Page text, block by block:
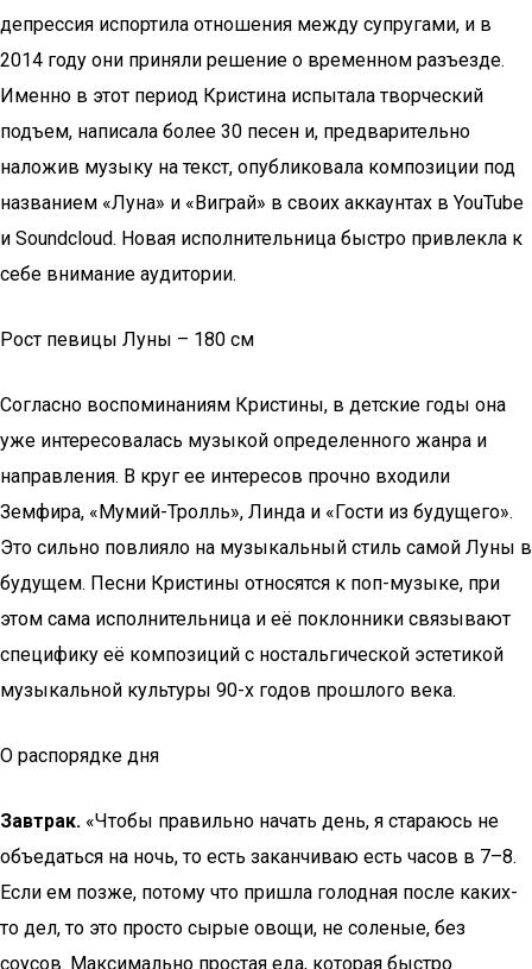
депрессия испортила отношения между супругами, и в
2014 году они приняли решение о временном разъезде.
Именно в этот период Кристина испытала творческий
подъем, написала более 30 песен и, предварительно
наложив музыку на текст, опубликовала композиции под
названием «Луна» и «Виграй» в своих аккаунтах в YouTube
и Soundcloud. Новая исполнительница быстро привлекла к
себе внимание аудитории.
Рост певицы Луны – 180 см
Согласно воспоминаниям Кристины, в детские годы она
уже интересовалась музыкой определенного жанра и
направления. В круг ее интересов прочно входили
Земфира, «Мумий-Тролль», Линда и «Гости из будущего».
Это сильно повлияло на музыкальный стиль самой Луны в
будущем. Песни Кристины относятся к поп-музыке, при
этом сама исполнительница и её поклонники связывают
специфику её композиций с ностальгической эстетикой
музыкальной культуры 90-х годов прошлого века.
О распорядке дня
Завтрак. «Чтобы правильно начать день, я стараюсь не
объедаться на ночь, то есть заканчиваю есть часов в 7–8.
Если ем позже, потому что пришла голодная после каких-
то дел, то это просто сырые овощи, не соленые, без
соусов. Максимально простая еда, которая быстро